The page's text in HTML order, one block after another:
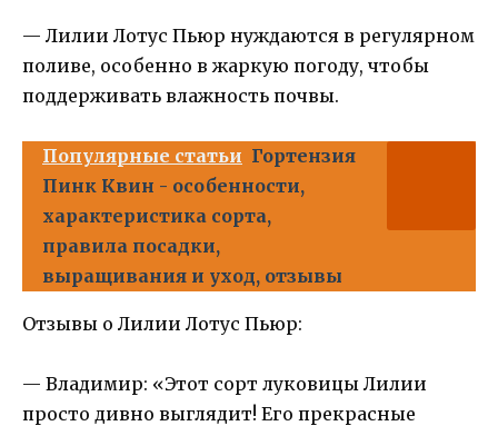
— Лилии Лотус Пьюр нуждаются в регулярном
поливе, особенно в жаркую погоду, чтобы
поддерживать влажность почвы.
Популярные статьи Гортензия
Пинк Квин - особенности,
характеристика сорта,
правила посадки,
выращивания и уход, отзывы
Отзывы о Лилии Лотус Пьюр:
— Владимир: «Этот сорт луковицы Лилии
просто дивно выглядит! Его прекрасные